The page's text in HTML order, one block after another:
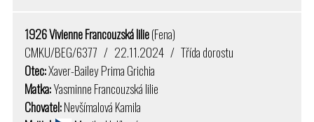
1926 Vivienne Francouzská lilie(Fena)
CMKU/BEG/6377 / 22.11.2024 / Třída dorostu
Otec:Xaver-Bailey Prima Grichia
Matka:Yasminne Francouzská lilie
Chovatel:Nevšímalová Kamila